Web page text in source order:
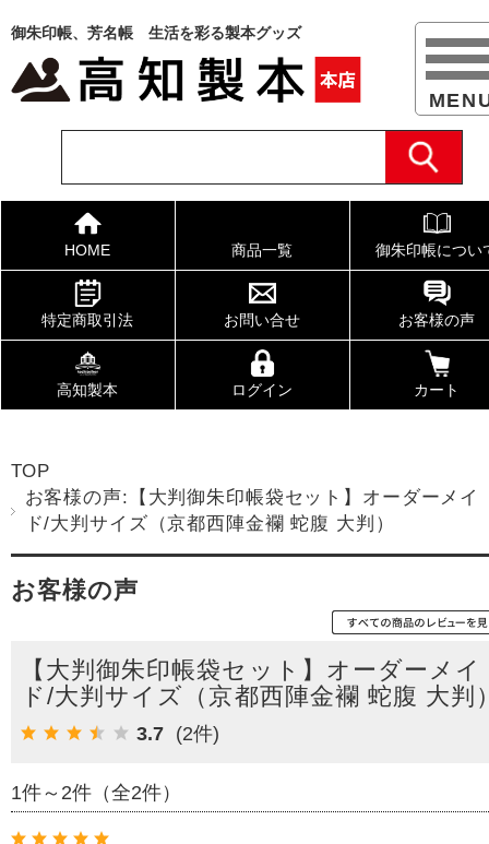
御朱印帳、芳名帳 生活を彩る製本グッズ
HOME 商品一覧 御朱印帳につい
特定商取引法 お問い合せ お客様の声
高知製本 ログイン カート
TOP
お客様の声:【大判御朱印帳袋セット】オーダーメイ
ド/大判サイズ（京都西陣金襴 蛇腹 大判）
お客様の声
【大判御朱印帳袋セット】オーダーメイ
ド/大判サイズ（京都西陣金襴 蛇腹 大判
3.7 (2件)
1件～2件（全2件）